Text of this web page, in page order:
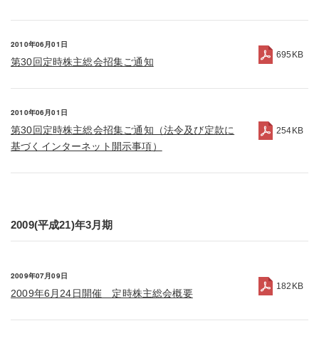
2010年06月01日
第30回定時株主総会招集ご通知
695KB
2010年06月01日
第30回定時株主総会招集ご通知（法令及び定款に
基づくインターネット開示事項）
254KB
2009(平成21)年3月期
2009年07月09日
2009年6月24日開催 定時株主総会概要
182KB